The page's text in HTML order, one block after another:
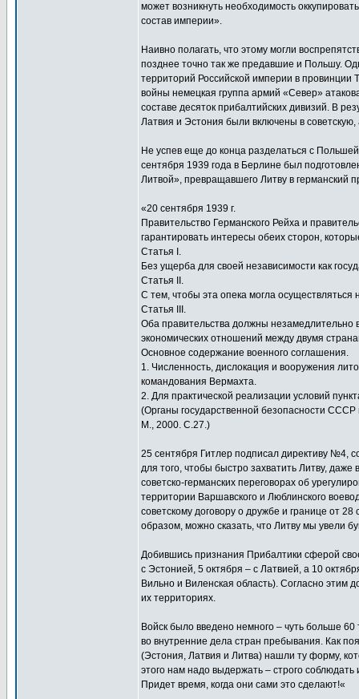
может возникнуть необходимость
состав империи».
Наивно полагать, что этому могли
позднее точно так же предавшие и Польшу.
территорий Российской империи в провинции
войны немецкая группа армий «Север»
составе десяток прибалтийских дивизий. В
Латвия и Эстония были включены в
Не успев еще до конца разделаться с
сентября 1939 года в Берлине был
Литвой», превращавшего Литву в германский
«20 сентября 1939 г.
Правительство Германского Рейха и
гарантировать интересы обеих сторон,
Статья I.
Без ущерба для своей независимости как
Статья II.
С тем, чтобы эта опека могла
Статья III.
Оба правительства должны незамедлительно
экономических отношений между двумя
Основное содержание военного соглашения.
1. Численность, дислокация и вооружения
командования Вермахта.
2. Для практической реализации условий
(Органы государственной безопасности СССР
М., 2000. С.27.)
25 сентября Гитлер подписал директиву №4,
для того, чтобы быстро захватить Литву,
советско-германских переговорах об
территории Варшавского и Люблинского
советскому договору о дружбе и границе от
образом, можно сказать, что Литву мы увели
Добившись признания Прибалтики сферой
с Эстонией, 5 октября – с Латвией, а 10
Вильно и Виленская область). Согласно
их территориях.
Войск было введено немного – чуть больше
во внутренние дела стран пребывания. Как
(Эстония, Латвия и Литва) нашли ту форму,
этого нам надо выдержать – строго
Придет время, когда они сами это сделают!«